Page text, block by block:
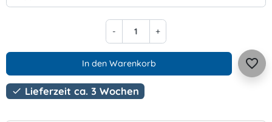
- +
In den Warenkorb favorite_border
 Lieferzeit ca. 3 Wochen